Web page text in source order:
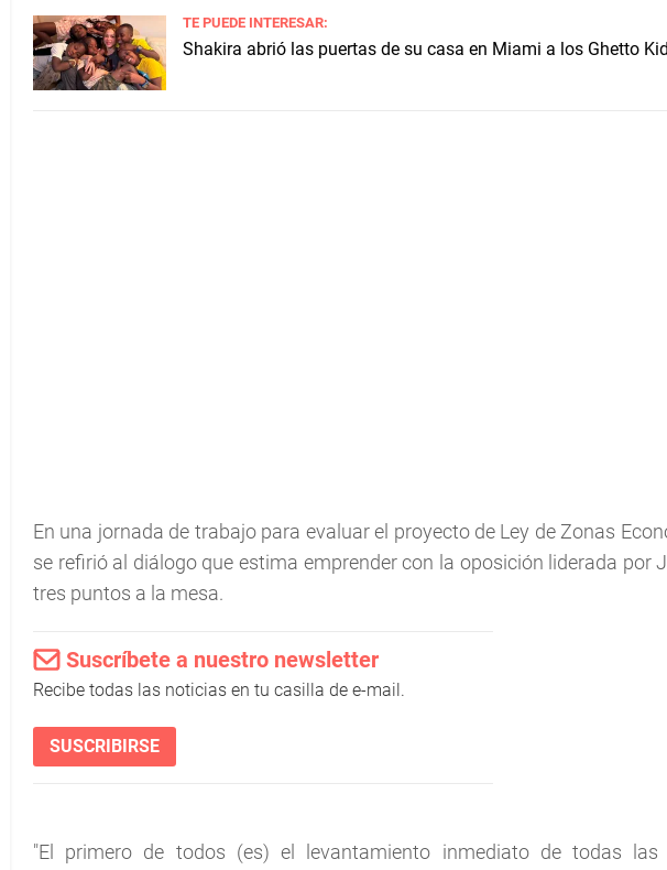
TE PUEDE INTERESAR:
Shakira abrió las puertas de su casa en Miami a los Ghetto
En una jornada de trabajo para evaluar el proyecto de Ley de Zonas
se refirió al diálogo que estima emprender con la oposición liderada por
tres puntos a la mesa.
Suscríbete a nuestro newsletter
Recibe todas las noticias en tu casilla de e-mail.
SUSCRIBIRSE
"El primero de todos (es) el levantamiento inmediato de todas las